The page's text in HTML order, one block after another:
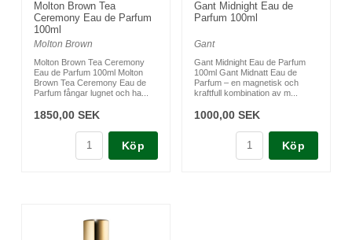
Molton Brown Tea
Ceremony Eau de Parfum
100ml
Molton Brown
Molton Brown Tea Ceremony
Eau de Parfum 100ml Molton
Brown Tea Ceremony Eau de
Parfum fångar lugnet och ha...
1850,00 SEK
Köp
Gant Midnight Eau de
Parfum 100ml
Gant
Gant Midnight Eau de Parfum
100ml Gant Midnatt Eau de
Parfum – en magnetisk och
kraftfull kombination av m...
1000,00 SEK
Köp